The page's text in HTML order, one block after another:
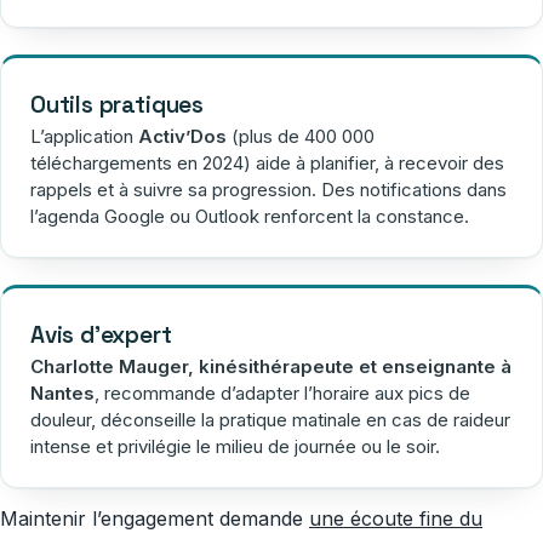
Outils pratiques
L’application Activ’Dos (plus de 400 000
téléchargements en 2024) aide à planifier, à recevoir des
rappels et à suivre sa progression. Des notifications dans
l’agenda Google ou Outlook renforcent la constance.
Avis d’expert
Charlotte Mauger, kinésithérapeute et enseignante à
Nantes, recommande d’adapter l’horaire aux pics de
douleur, déconseille la pratique matinale en cas de raideur
intense et privilégie le milieu de journée ou le soir.
Maintenir l’engagement demande une écoute fine du